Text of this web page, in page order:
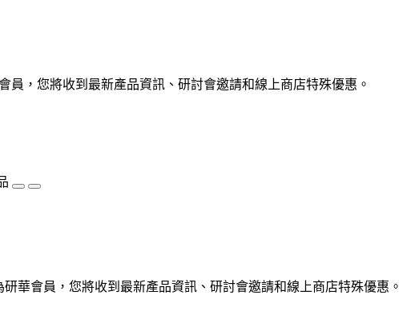
員，您將收到最新產品資訊、研討會邀請和線上商店特殊優惠。
華會員，您將收到最新產品資訊、研討會邀請和線上商店特殊優惠。